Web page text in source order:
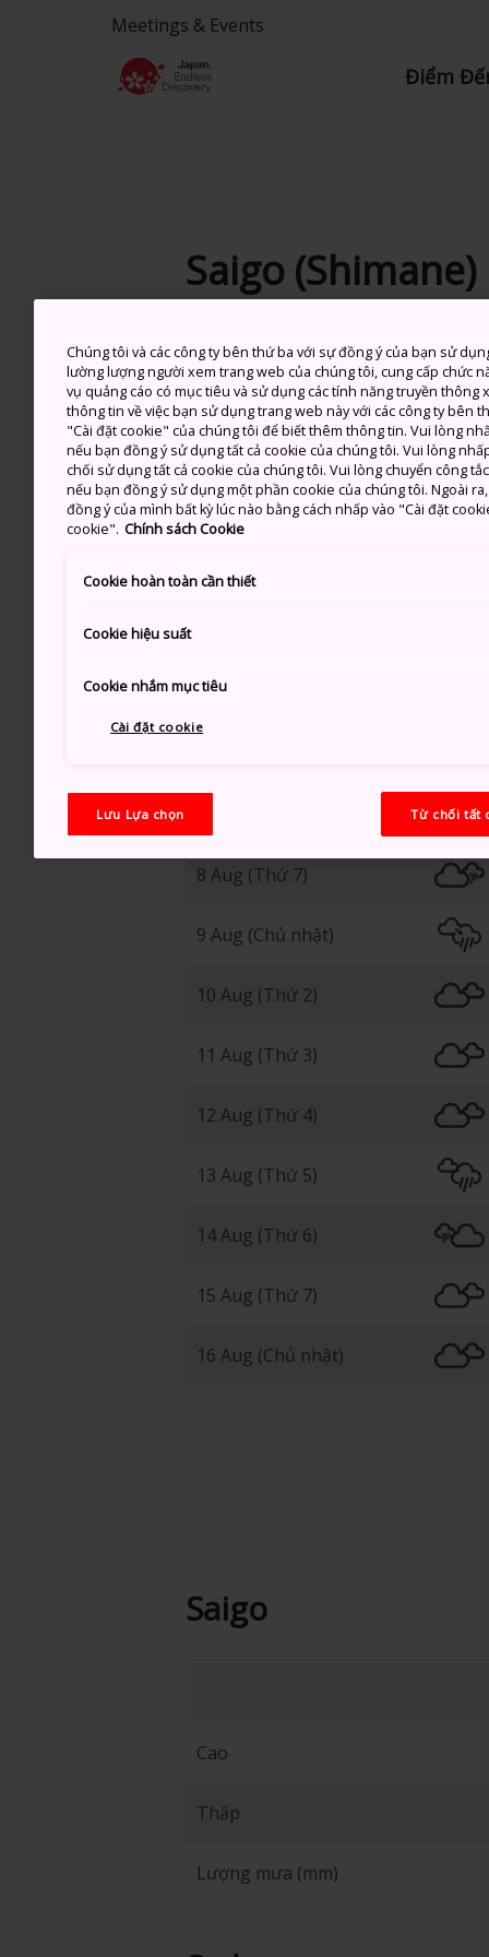
Meetings & Events
Điểm
Saigo (Shimane)
7 Aug (Thứ 6)
8 Aug (Thứ 7)
9 Aug (Chủ nhật)
10 Aug (Thứ 2)
11 Aug (Thứ 3)
12 Aug (Thứ 4)
13 Aug (Thứ 5)
14 Aug (Thứ 6)
15 Aug (Thứ 7)
16 Aug (Chủ nhật)
Saigo
Cao
Thấp
Lượng mưa (mm)
Chúng tôi và các công ty bên thứ ba với sự đồng ý của bạn sử
lường lượng người xem trang web của chúng tôi, cung cấp chức
vụ quảng cáo có mục tiêu và sử dụng các tính năng truyền thông
thông tin về việc bạn sử dụng trang web này với các công ty bên
"Cài đặt cookie" của chúng tôi để biết thêm thông tin. Vui lòng
nếu bạn đồng ý sử dụng tất cả cookie của chúng tôi. Vui lòng
chối sử dụng tất cả cookie của chúng tôi. Vui lòng chuyển công
nếu bạn đồng ý sử dụng một phần cookie của chúng tôi. Ngoài
đồng ý của mình bất kỳ lúc nào bằng cách nhấp vào "Cài đặt
cookie". Chính sách Cookie
Cookie hoàn toàn cần thiết
Cookie hiệu suất
Cookie nhắm mục tiêu
Cài đặt cookie
Lưu Lựa chọn Từ chối tất